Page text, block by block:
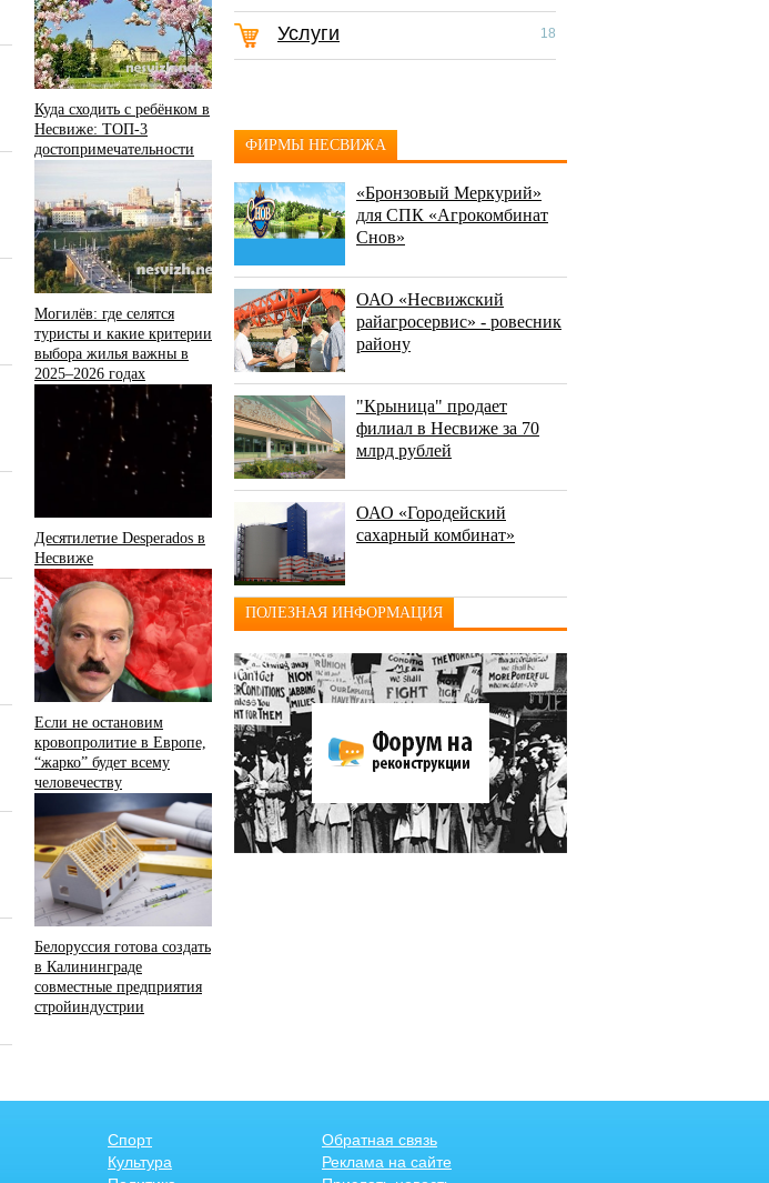
Куда сходить с ребёнком в
Несвиже: ТОП-3
достопримечательности
Могилёв: где селятся
туристы и какие критерии
выбора жилья важны в
2025–2026 годах
Десятилетие Desperados в
Несвиже
Если не остановим
кровопролитие в Европе,
“жарко” будет всему
человечеству
Белоруссия готова создать
в Калининграде
совместные предприятия
стройиндустрии
Услуги 18
ФИРМЫ НЕСВИЖА
«Бронзовый Меркурий»
для СПК «Агрокомбинат
Снов»
ОАО «Несвижский
райагросервис» - ровесник
району
"Крыница" продает
филиал в Несвиже за 70
млрд рублей
ОАО «Городейский
сахарный комбинат»
ПОЛЕЗНАЯ ИНФОРМАЦИЯ
Спорт
Культура
Обратная связь
Реклама на сайте